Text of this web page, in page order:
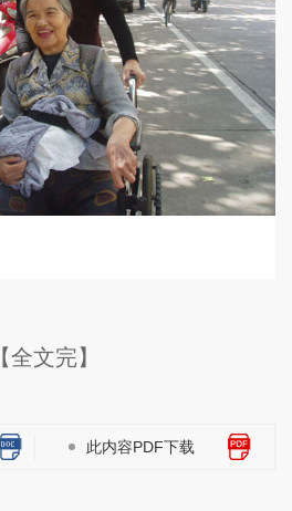
【全文完】
此内容PDF下载